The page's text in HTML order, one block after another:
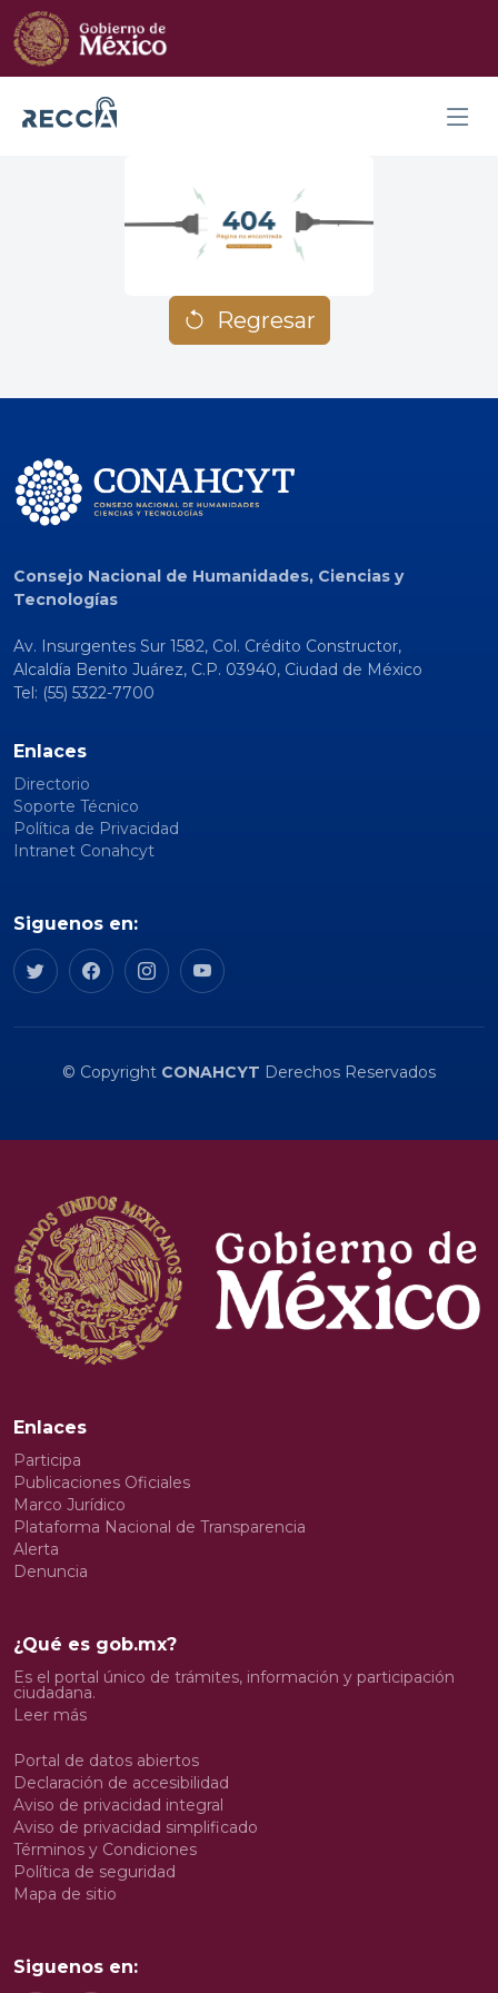
Regresar
Consejo Nacional de Humanidades, Ciencias y
Tecnologías
Av. Insurgentes Sur 1582, Col. Crédito Constructor,
Alcaldía Benito Juárez, C.P. 03940, Ciudad de México
Tel: (55) 5322-7700
Enlaces
Directorio
Soporte Técnico
Política de Privacidad
Intranet Conahcyt
Siguenos en:
© Copyright CONAHCYT Derechos Reservados
Enlaces
Participa
Publicaciones Oficiales
Marco Jurídico
Plataforma Nacional de Transparencia
Alerta
Denuncia
¿Qué es gob.mx?
Es el portal único de trámites, información y participación
ciudadana.
Leer más
Portal de datos abiertos
Declaración de accesibilidad
Aviso de privacidad integral
Aviso de privacidad simplificado
Términos y Condiciones
Política de seguridad
Mapa de sitio
Siguenos en: